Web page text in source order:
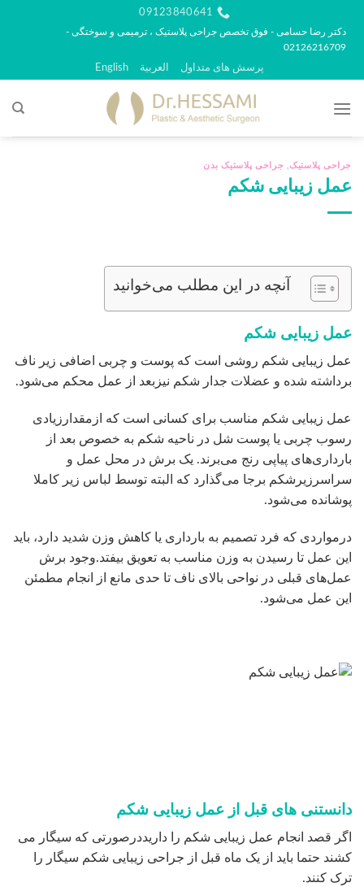
محتوا
09123840641
دکتر رضا حسامی - فوق تخصص جراحی پلاستیک ، ترمیمی و سوختگی -
02126216709
پرسش های متداول العربية English
جراحی پلاستیک جراحی پلاستیک بدن
عمل زیبایی شکم
آنچه در این مطلب می‌خوانید
عمل زیبایی شکم
عمل زیبایی شکم روشی است که پوست و چربی اضافی زیر ناف
برداشته شده و عضلات جدار شکم نیزبعد از عمل محکم می‌شود.
عمل زیبایی شکم مناسب برای کسانی است که ازمقدارزیادی
رسوب چربی یا پوست شل در ناحیه شکم به خصوص بعد از
بارداری‌های پیاپی رنج می‌برند. یک برش در محل عمل و
سراسرزیرشکم برجا می‌گذارد که البته توسط لباس زیر کاملا
پوشانده می‌شود.
درمواردی که فرد تصمیم به بارداری یا کاهش وزن شدید دارد، باید
این عمل تا رسیدن به وزن مناسب به تعویق بیفتد.وجود برش
عمل‌های قبلی در نواحی بالای ناف تا حدی مانع از انجام مطمئن
این عمل می‌شود.
دانستنی های قبل از عمل زیبایی شکم
اگر قصد انجام عمل زیبایی شکم را داریددرصورتی که سیگار می
کشند حتما باید از یک ماه قبل از جراحی زیبایی شکم سیگار را
ترک کنند.